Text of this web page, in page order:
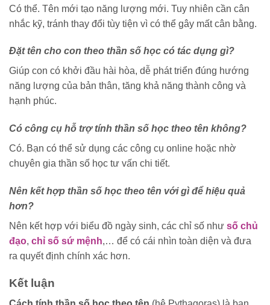
Có thể. Tên mới tạo năng lượng mới. Tuy nhiên cần cân
nhắc kỹ, tránh thay đổi tùy tiện vì có thể gây mất cân bằng.
Đặt tên cho con theo thần số học có tác dụng gì?
Giúp con có khởi đầu hài hòa, dễ phát triển đúng hướng
năng lượng của bản thân, tăng khả năng thành công và
hạnh phúc.
Có công cụ hỗ trợ tính thần số học theo tên không?
Có. Bạn có thể sử dụng các công cụ online hoặc nhờ
chuyên gia thần số học tư vấn chi tiết.
Nên kết hợp thần số học theo tên với gì để hiệu quả
hơn?
Nên kết hợp với biểu đồ ngày sinh, các chỉ số như số chủ
đạo, chỉ số sứ mệnh,… để có cái nhìn toàn diện và đưa
ra quyết định chính xác hơn.
Kết luận